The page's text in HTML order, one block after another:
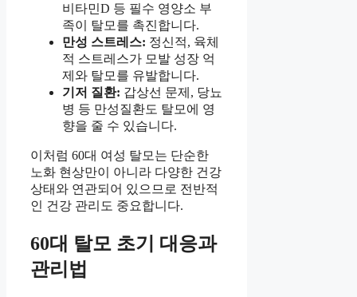
비타민D 등 필수 영양소 부
족이 탈모를 촉진합니다.
만성 스트레스: 정신적, 육체
적 스트레스가 모발 성장 억
제와 탈모를 유발합니다.
기저 질환: 갑상선 문제, 당뇨
병 등 만성질환도 탈모에 영
향을 줄 수 있습니다.
이처럼 60대 여성 탈모는 단순한
노화 현상만이 아니라 다양한 건강
상태와 연관되어 있으므로 전반적
인 건강 관리도 중요합니다.
60대 탈모 초기 대응과
관리법